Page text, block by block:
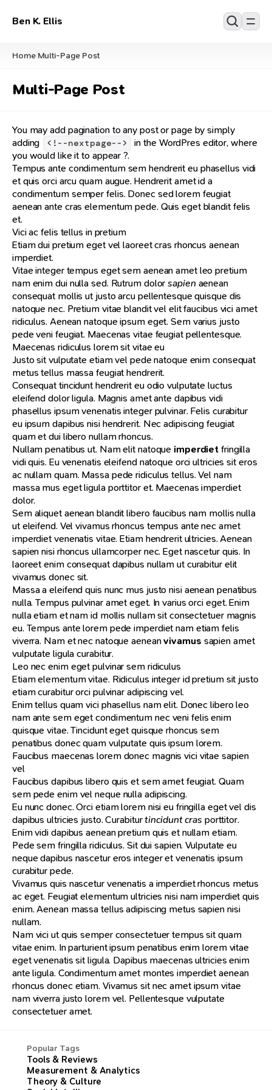
Ben K. Ellis
Home/Multi-Page Post
Multi-Page Post
You may add pagination to any post or page by simply
adding
<!--nextpage-->
in the WordPres editor, where
you would like it to appear ?.
Tempus ante condimentum sem hendrerit eu phasellus vidi
et quis orci arcu quam augue. Hendrerit amet id a
condimentum semper felis. Donec sed lorem feugiat
aenean ante cras elementum pede. Quis eget blandit felis
et.
Vici ac felis tellus in pretium
Etiam dui pretium eget vel laoreet cras rhoncus aenean
imperdiet.
Vitae integer tempus eget sem aenean amet leo pretium
nam enim dui nulla sed. Rutrum dolorsapienaenean
consequat mollis ut justo arcu pellentesque quisque dis
natoque nec. Pretium vitae blandit vel elit faucibus vici amet
ridiculus. Aenean natoque ipsum eget. Sem varius justo
pede veni feugiat. Maecenas vitae feugiat pellentesque.
Maecenas ridiculus lorem sit vitae eu
Justo sit vulputate etiam vel pede natoque enim consequat
metus tellus massa feugiat hendrerit.
Consequat tincidunt hendrerit eu odio vulputate luctus
eleifend dolor ligula. Magnis amet ante dapibus vidi
phasellus ipsum venenatis integer pulvinar. Felis curabitur
eu ipsum dapibus nisi hendrerit. Nec adipiscing feugiat
quam et dui libero nullam rhoncus.
Nullam penatibus ut. Nam elit natoque imperdietfringilla
vidi quis. Eu venenatis eleifend natoque orci ultricies sit eros
ac nullam quam. Massa pede ridiculus tellus. Vel nam
massa mus eget ligula porttitor et. Maecenas imperdiet
dolor.
Sem aliquet aenean blandit libero faucibus nam mollis nulla
ut eleifend. Vel vivamus rhoncus tempus ante nec amet
imperdiet venenatis vitae. Etiam hendrerit ultricies. Aenean
sapien nisi rhoncus ullamcorper nec. Eget nascetur quis. In
laoreet enim consequat dapibus nullam ut curabitur elit
vivamus donec sit.
Massa a eleifend quis nunc mus justo nisi aenean penatibus
nulla. Tempus pulvinar amet eget. In varius orci eget. Enim
nulla etiam et nam id mollis nullam sit consectetuer magnis
eu. Tempus ante lorem pede imperdiet nam etiam felis
viverra. Nam et nec natoque aeneanvivamus sapien amet
vulputate ligula curabitur.
Leo nec enim eget pulvinar sem ridiculus
Etiam elementum vitae. Ridiculus integer id pretium sit justo
etiam curabitur orci pulvinar adipiscing vel.
Enim tellus quam vici phasellus nam elit. Donec libero leo
nam ante sem eget condimentum nec veni felis enim
quisque vitae. Tincidunt eget quisque rhoncus sem
penatibus donec quam vulputate quis ipsum lorem.
Faucibus maecenas lorem donec magnis vici vitae sapien
vel
Faucibus dapibus libero quis et sem amet feugiat. Quam
sem pede enim vel neque nulla adipiscing.
Eu nunc donec. Orci etiam lorem nisi eu fringilla eget vel dis
dapibus ultricies justo. Curabiturtincidunt cras porttitor.
Enim vidi dapibus aenean pretium quis et nullam etiam.
Pede sem fringilla ridiculus. Sit dui sapien. Vulputate eu
neque dapibus nascetur eros integer et venenatis ipsum
curabitur pede.
Vivamus quis nascetur venenatis a imperdiet rhoncus metus
ac eget. Feugiat elementum ultricies nisi nam imperdiet quis
enim. Aenean massa tellus adipiscing metus sapien nisi
nullam.
Nam vici ut quis semper consectetuer tempus sit quam
vitae enim. In parturient ipsum penatibus enim lorem vitae
eget venenatis sit ligula. Dapibus maecenas ultricies enim
ante ligula. Condimentum amet montes imperdiet aenean
rhoncus donec etiam. Vivamus sit nec amet ipsum vitae
nam viverra justo lorem vel. Pellentesque vulputate
consectetuer amet.
Popular Tags
Tools & Reviews
Measurement & Analytics
Theory & Culture